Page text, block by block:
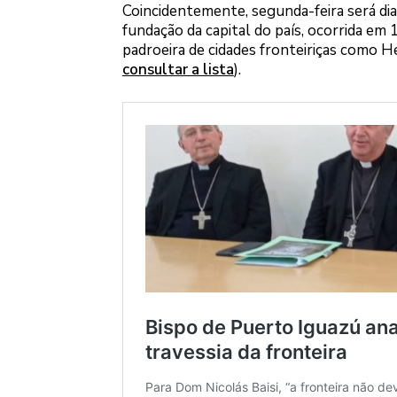
Coincidentemente, segunda-feira será
fundação da capital do país, ocorrida em
padroeira de cidades fronteiriças como
consultar a lista).